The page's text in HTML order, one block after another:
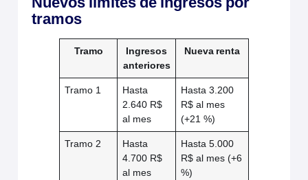
tramos
Tramo
Ingresos
anteriores
Nueva renta
Tramo 1
Hasta
2.640 R$
al mes
Hasta 3.200
R$ al mes
(+21 %)
Tramo 2
Hasta
4.700 R$
al mes
Hasta 5.000
R$ al mes (+6
%)